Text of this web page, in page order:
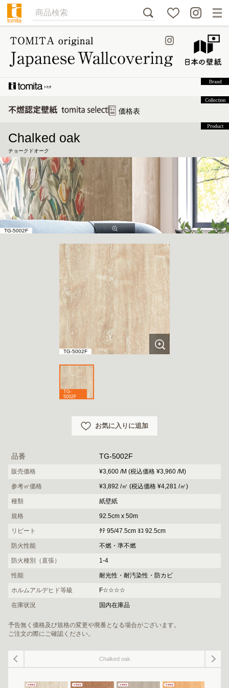
価格表
Chalked oak
チョークドオーク
TG-5002F
TG-5002F
TG-
5002F
お気に入りに追加
品番 TG-5002F
販売価格 ¥3,600 /M (税込価格 ¥3,960 /M)
参考㎡価格 ¥3,892 /㎡ (税込価格 ¥4,281 /㎡)
種類 紙壁紙
規格 92.5cm x 50m
リピート ﾀﾃ 95/47.5cm ﾖｺ 92.5cm
防火性能 不燃・準不燃
防火種別（直張） 1-4
性能 耐光性・耐汚染性・防カビ
ホルムアルデヒド等級 F☆☆☆☆
在庫状況 国内在庫品
予告無く価格及び規格の変更や廃番となる場合がございます。
ご注文の際にご確認ください。
Chalked oak